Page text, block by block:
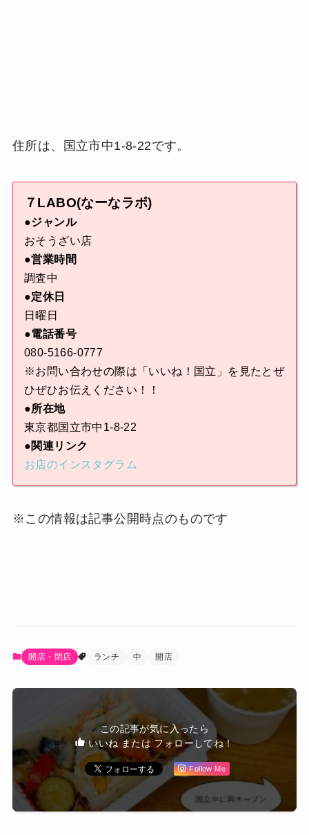
住所は、国立市中1-8-22です。
７LABO(なーなラボ)
●ジャンル
おそうざい店
●営業時間
調査中
●定休日
日曜日
●電話番号
080-5166-0777
※お問い合わせの際は「いいね！国立」を見たとぜ
ひぜひお伝えください！！
●所在地
東京都国立市中1-8-22
●関連リンク
お店のインスタグラム
※この情報は記事公開時点のものです
開店・閉店 ランチ 中 開店
この記事が気に入ったら
いいね または フォローしてね！
Follow Me